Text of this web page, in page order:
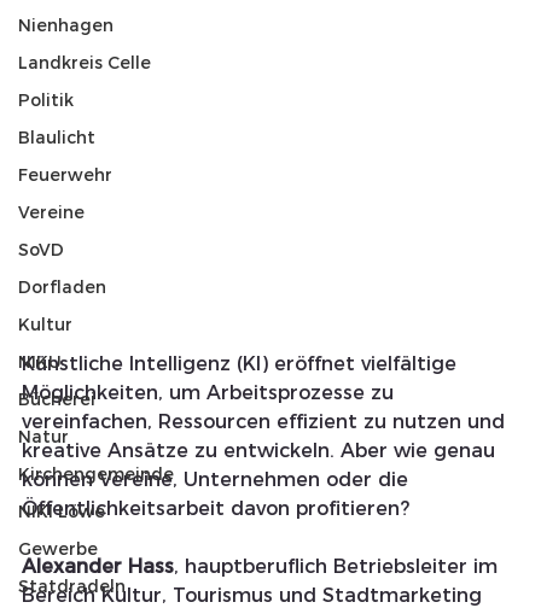
Nienhagen
Landkreis Celle
Politik
Blaulicht
Feuerwehr
Vereine
SoVD
Dorfladen
Kultur
NIKU
Bücherei
Natur
Kirchengemeinde
NIKI Löwe
Gewerbe
Statdradeln
Künstliche Intelligenz (KI) eröffnet vielfältige
Möglichkeiten, um Arbeitsprozesse zu
vereinfachen, Ressourcen effizient zu nutzen und
kreative Ansätze zu entwickeln. Aber wie genau
können Vereine, Unternehmen oder die
Öffentlichkeitsarbeit davon profitieren?
Alexander Hass, hauptberuflich Betriebsleiter im
Bereich Kultur, Tourismus und Stadtmarketing